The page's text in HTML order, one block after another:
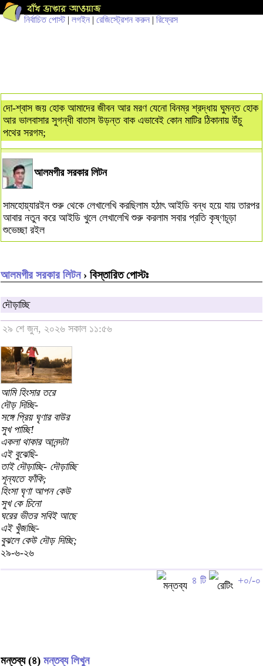
নির্বাচিত পোস্ট| লগইন | রেজিস্ট্রেশন করুন | রিফ্রেস
দো-শ্বাস জয় হোক আমাদের জীবন আর মরণ যেনো বিনম্র শ্রদ্ধায় ঘুমন্ত হোক
আর ভালবাসার সুগন্ধী বাতাস উড়ন্ত বাক এভাবেই কোন মাটির ঠিকানায় উঁচু
পথের সরগম;
আলমগীর সরকার লিটন
সামহোয়্যারইন শুরু থেকে লেখালেখি করছিলাম হঠাৎ আইডি বন্ধ হয়ে যায় তারপর
আবার নতুন করে আইডি খুলে লেখালেখি শুরু করলাম সবার প্রতি কৃষ্ণচূড়া
শুভেচ্ছা রইল
আলমগীর সরকার লিটন› বিস্তারিত পোস্টঃ
দৌড়াচ্ছি
২৯ শে জুন, ২০২৬ সকাল ১১:৫৬
আমি হিংসার তরে
দৌড় দিচ্ছি-
সঙ্গে প্রিয় ঘৃণার বাউর
সুখ পাচ্ছি!
একলা থাকার আনন্দটা
এই বুঝেছি-
তাই দৌড়াচ্ছি- দৌড়াচ্ছি
শূন্যতে ফাঁকি;
হিংসা ঘৃণা আপন কেউ
সুখ কে চিনো
ঘরের ভীতর সবিই আছে
এই খুঁজচ্ছি-
বুঝলে কেউ দৌড় দিচ্ছি;
২৯-৬-২৬
৪ টি +০/-০
মন্তব্য (৪) মন্তব্য লিখুন